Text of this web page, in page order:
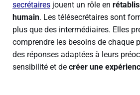
secrétaires jouent un rôle en
humain. Les télésecrétaires sont
plus que des intermédiaires. Elles
comprendre les besoins de chaque
des réponses adaptées à leurs
sensibilité et de créer une